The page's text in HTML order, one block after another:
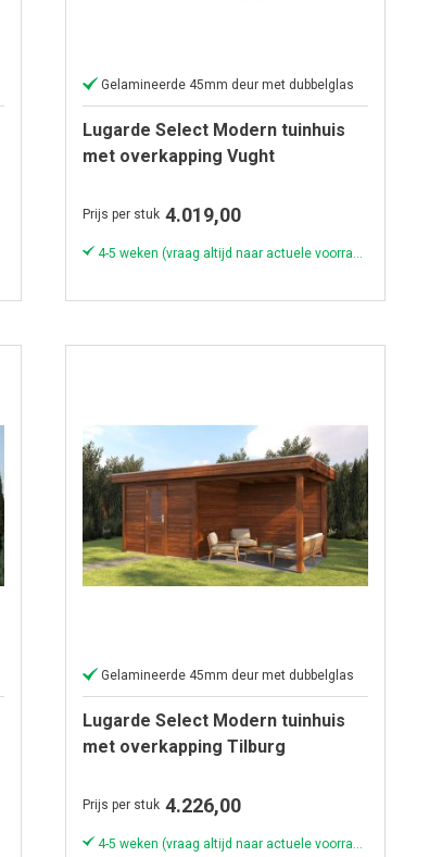
Gelamineerde 45mm deur met dubbelglas
Lugarde Select Modern tuinhuis
met overkapping Vught
Prijs per stuk 4.019,00
4-5 weken (vraag altijd naar actuele voorraad & levertijd!)
Gelamineerde 45mm deur met dubbelglas
Lugarde Select Modern tuinhuis
met overkapping Tilburg
Prijs per stuk 4.226,00
4-5 weken (vraag altijd naar actuele voorraad & levertijd!)